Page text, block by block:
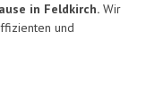
in Feldkirch. Wir
und